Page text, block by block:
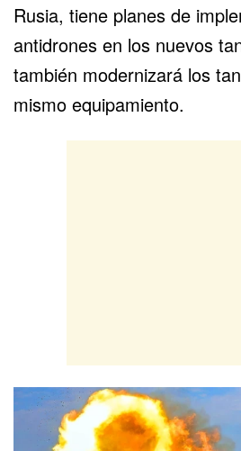
Rusia, tiene planes de
antidrones en los nuevos
también modernizará los
mismo equipamiento.